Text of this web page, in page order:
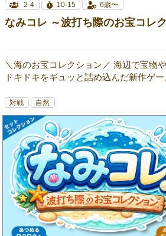
2-4
10-15 6歳〜
なみコレ ～波打ち際のお宝コレ
＼海のお宝コレクション／ 海辺で宝物
ドキドキをギュッと詰め込んだ新作ゲー
対戦 自然